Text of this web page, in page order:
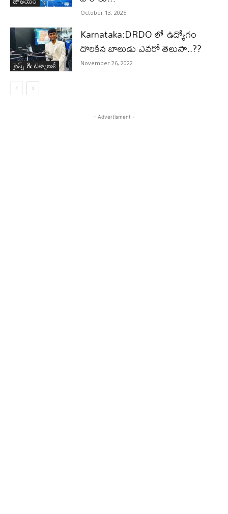
October 13, 2025
సైన్స్‌ & టెక్నాలజీ
Karnataka:DRDO లో ఉద్యోగం
దొరికిన బాలుడు ఎవరో తెలుసా..??
November 26, 2022
- Advertisment -